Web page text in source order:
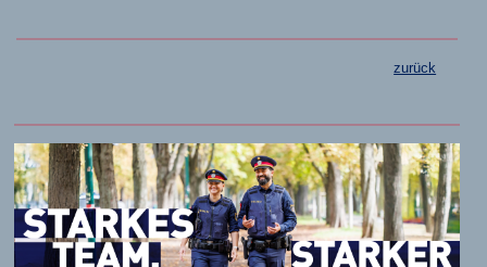
zurück